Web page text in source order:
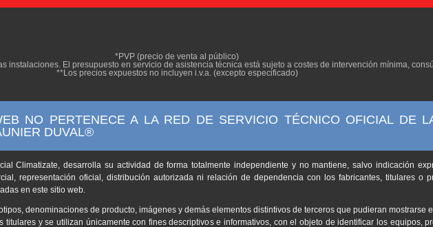
*PVP (precio de venta al público)
instalaciones. El presupuesto en servicio de asistencia técnica está sujeto a costes de intervención mínima,
**Los precios expuestos no incluyen i.v.a. (excepto especificado)
NO PERTENECE A LA RED DE SERVICIO TÉCNICO OFICIAL DE
DUVAL®
Climatizate, desarrolla su actividad de forma totalmente independiente y no mantiene, salvo indicación
representación oficial, distribución autorizada ni relación de dependencia con los fabricantes, titulares o
en este sitio web.
denominaciones de producto, imágenes y demás elementos distintivos de terceros que pudieran mostrarse
titulares y se utilizan únicamente con fines descriptivos e informativos, con el objeto de identificar los equipos,